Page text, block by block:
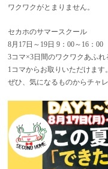
ワクワクがとまりません。
セカホのサマースクール
8月17日～19日 9：00～16：00
3コマ×3日間のワクワクあふれ
1コマからお取りいただけます。
ぜひ、気になるものからチャ